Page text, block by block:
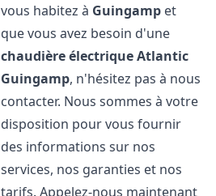
vous habitez à Guingamp et
que vous avez besoin d'une
chaudière électrique Atlantic
Guingamp, n'hésitez pas à nous
contacter. Nous sommes à votre
disposition pour vous fournir
des informations sur nos
services, nos garanties et nos
tarifs. Appelez-nous maintenant